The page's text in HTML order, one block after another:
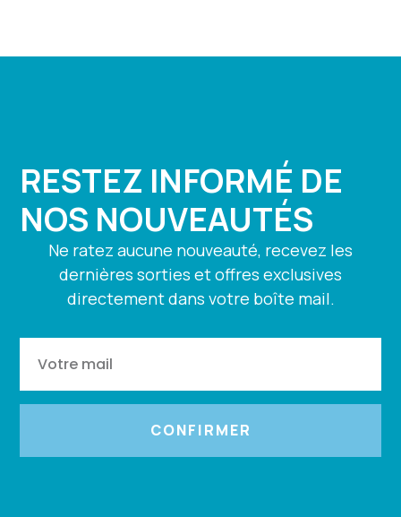
RESTEZ INFORMÉ DE
NOS NOUVEAUTÉS
Ne ratez aucune nouveauté, recevez les
dernières sorties et offres exclusives
directement dans votre boîte mail.
CONFIRMER